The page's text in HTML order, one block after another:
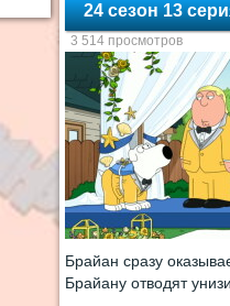
24 сезон 13
3 514 просмотров
Брайан сразу
Брайану отводят